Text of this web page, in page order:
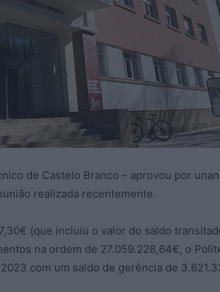
de Castelo Branco – aprovou por
realizada recentemente.
(que incluiu o valor do saldo
na ordem de 27.059.228,64€, o
com um saldo de gerência de